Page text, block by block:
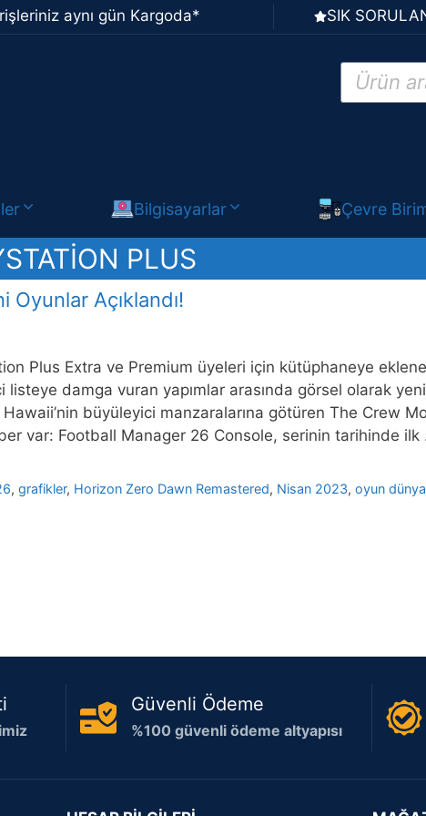
aynı gün Kargoda* SIK
Products
search
Bilgisayarlar Çevre
PLUS
Açıklandı!
Plus Extra ve Premium üyeleri için kütüphaneye
listeye damga vuran yapımlar arasında görsel olarak
büyüleyici manzaralarına götüren The Crew
var: Football Manager 26 Console, serinin tarihinde ilk
,grafikler, Horizon Zero Dawn Remastered, Nisan 2023,oyun
Güvenli Ödeme
%100 güvenli ödeme altyapısı